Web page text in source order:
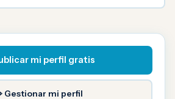
mi perfil gratis
Gestionar mi perfil